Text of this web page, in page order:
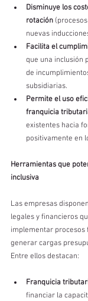
Disminuye los
rotación
nuevas
Facilita el
que una inclusión
de
subsidiarias.
Permite el uso
franquicia
existentes hacia
positivamente en
Herramientas que
inclusiva
Las empresas
legales y financieros
implementar procesos
generar cargas
Entre ellos destacan:
Franquicia
financiar la